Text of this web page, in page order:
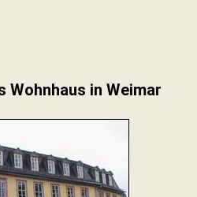
Wohnhaus in Weimar